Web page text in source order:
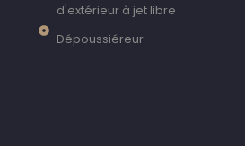
d'extérieur à jet libre
Dépoussiéreur